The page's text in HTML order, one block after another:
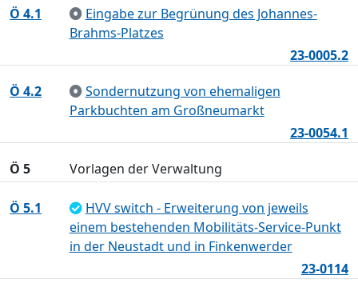
Ö 4.1
Eingabe zur Begrünung des Johannes-
Brahms-Platzes
23-0005.2
Ö 4.2
Sondernutzung von ehemaligen
Parkbuchten am Großneumarkt
23-0054.1
Ö 5 Vorlagen der Verwaltung
Ö 5.1
HVV switch - Erweiterung von jeweils
einem bestehenden Mobilitäts-Service-Punkt
in der Neustadt und in Finkenwerder
23-0114